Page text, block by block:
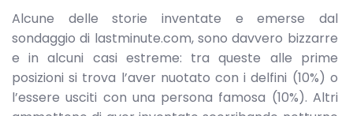
Alcune delle storie inventate e emerse dal
sondaggio di lastminute.com, sono davvero bizzarre
e in alcuni casi estreme: tra queste alle prime
posizioni si trova l’aver nuotato con i delfini (10%) o
l’essere usciti con una persona famosa (10%). Altri